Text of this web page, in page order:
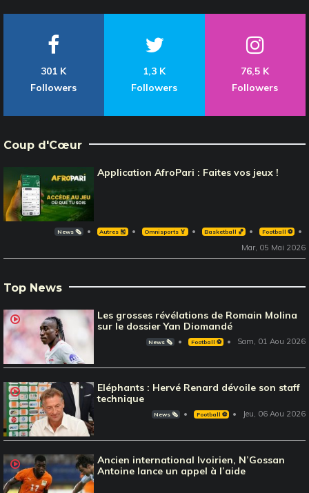
301 K
Followers
1,3 K
Followers
76,5 K
Followers
Coup d'Cœur
Application AfroPari : Faites vos jeux !
News 🗞️ Autres 🎽 Omnisports 🏅 Basketball 🏀 Football ⚽️
Mar, 05 Mai 2026
Top News
Les grosses révélations de Romain Molina
sur le dossier Yan Diomandé
News 🗞️ Football ⚽️ Sam, 01 Aou 2026
Eléphants : Hervé Renard dévoile son staff
technique
News 🗞️ Football ⚽️ Jeu, 06 Aou 2026
Ancien international Ivoirien, N’Gossan
Antoine lance un appel à l’aide